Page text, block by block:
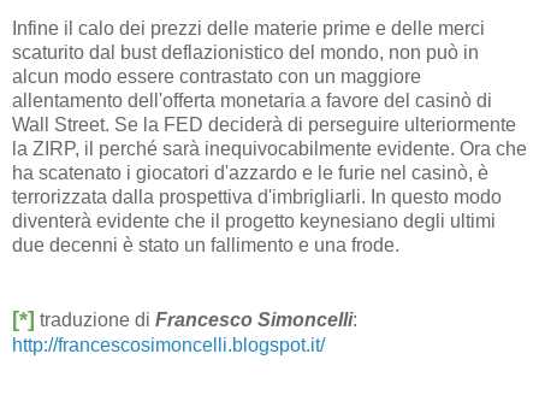
Infine il calo dei prezzi delle materie prime e delle merci
scaturito dal bust deflazionistico del mondo, non può in
alcun modo essere contrastato con un maggiore
allentamento dell'offerta monetaria a favore del casinò di
Wall Street. Se la FED deciderà di perseguire ulteriormente
la ZIRP, il perché sarà inequivocabilmente evidente. Ora che
ha scatenato i giocatori d'azzardo e le furie nel casinò, è
terrorizzata dalla prospettiva d'imbrigliarli. In questo modo
diventerà evidente che il progetto keynesiano degli ultimi
due decenni è stato un fallimento e una frode.
[*] traduzione di Francesco Simoncelli:
http://francescosimoncelli.blogspot.it/